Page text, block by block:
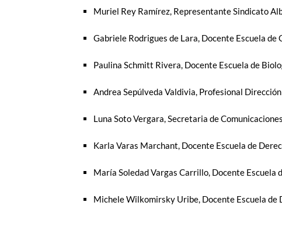
Muriel Rey Ramírez, Representante Sindicato
Gabriele Rodrigues de Lara, Docente Escuela de
Paulina Schmitt Rivera, Docente Escuela de
Andrea Sepúlveda Valdivia, Profesional
Luna Soto Vergara, Secretaria de
Karla Varas Marchant, Docente Escuela de
María Soledad Vargas Carrillo, Docente Escuela
Michele Wilkomirsky Uribe, Docente Escuela de